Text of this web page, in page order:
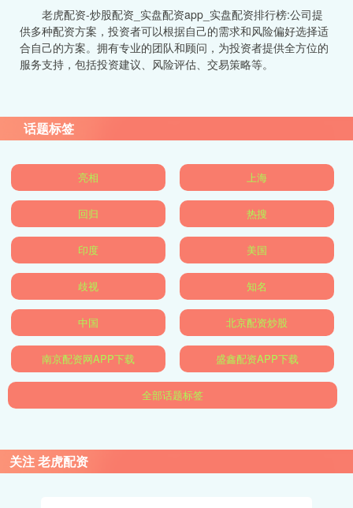
老虎配资-炒股配资_实盘配资app_实盘配资排行榜:公司提
供多种配资方案，投资者可以根据自己的需求和风险偏好选择适
合自己的方案。拥有专业的团队和顾问，为投资者提供全方位的
服务支持，包括投资建议、风险评估、交易策略等。
话题标签
亮相 上海
回归 热搜
印度 美国
歧视 知名
中国 北京配资炒股
南京配资网APP下载 盛鑫配资APP下载
全部话题标签
关注 老虎配资